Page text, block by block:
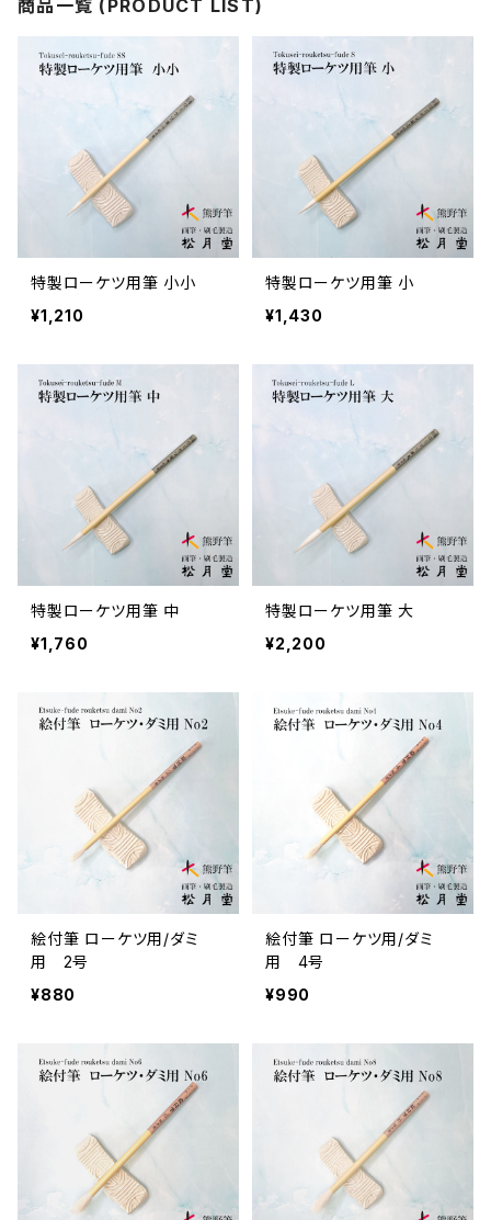
商品一覧 (PRODUCT LIST)
特製ローケツ用筆 小小
¥1,210
特製ローケツ用筆 小
¥1,430
特製ローケツ用筆 中
¥1,760
特製ローケツ用筆 大
¥2,200
絵付筆 ローケツ用/ダミ
用 2号
¥880
絵付筆 ローケツ用/ダミ
用 4号
¥990